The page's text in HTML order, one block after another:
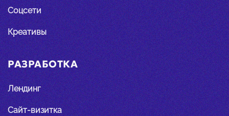
Соцсети
Креативы
РАЗРАБОТКА
Лендинг
Сайт-визитка